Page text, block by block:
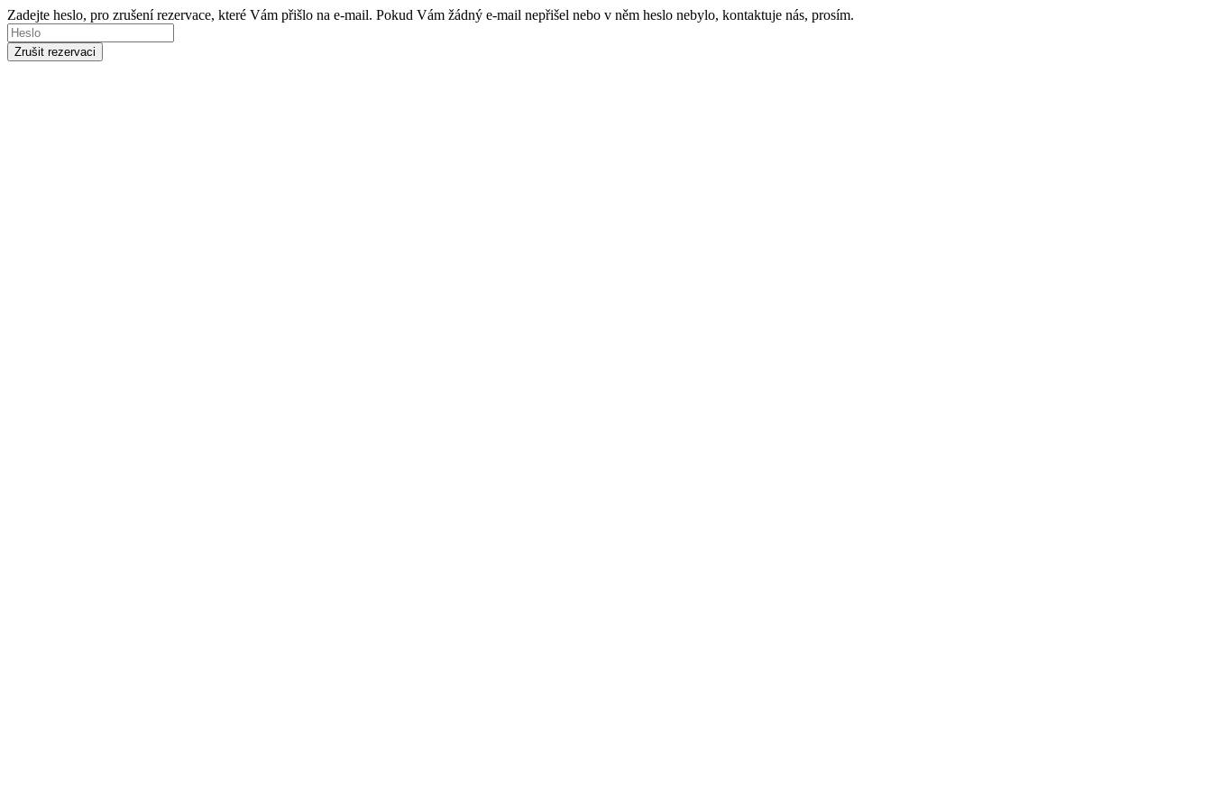
Zadejte heslo, pro zrušení rezervace, které Vám přišlo na e-mail. Pokud Vám žádný e-mail nepřišel nebo v něm heslo nebylo, kontaktuje nás, prosím.
Zrušit rezervaci